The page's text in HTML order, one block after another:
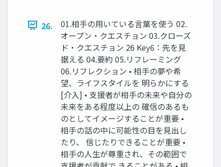
26.
01.相手の用いている言葉を使う 02.
オープン・クエスチョン 03.クローズ
ド・クエスチョン 26 Key6：先を見
据える 04.要約 05.リフレーミング
06.リフレクション • 相手の夢や希
望、ライフスタイルを 明らかにする
[介入] • 支援者が相手の未来や自分の
未来をある程度以上の 確信のあるも
のとしてイメージすることが重要 •
相手の話の中に可能性の目を見出し
たり、 信じたりできることが重要 •
相手の人生が尊重され、その範囲で